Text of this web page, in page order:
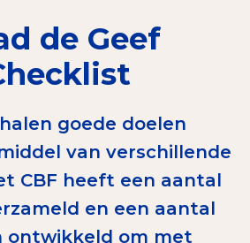
aanvragen
het CBF-keurmerk
keurmerk van een goed doel
Gerust Checklist
de Geef
goede doelen
van verschillende
CBF heeft een aantal
en een aantal
ontwikkeld om met